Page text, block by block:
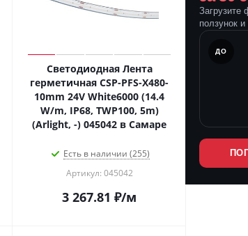
Светодиодная Лента
герметичная CSP-PFS-X480-
10mm 24V White6000 (14.4
W/m, IP68, TWP100, 5m)
(Arlight, -) 045042 в Самаре
Есть в наличии (255)
Артикул: 045042
3 267.81 ₽/м
Загрузите
ползунок
ДО